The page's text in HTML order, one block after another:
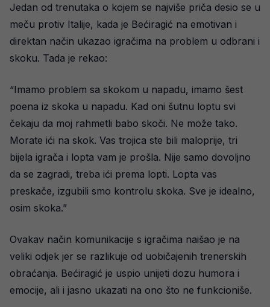
Jedan od trenutaka o kojem se najviše priča desio se u
meču protiv Italije, kada je Bećiragić na emotivan i
direktan način ukazao igračima na problem u odbrani i
skoku. Tada je rekao:
“Imamo problem sa skokom u napadu, imamo šest
poena iz skoka u napadu. Kad oni šutnu loptu svi
čekaju da moj rahmetli babo skoči. Ne može tako.
Morate ići na skok. Vas trojica ste bili maloprije, tri
bijela igrača i lopta vam je prošla. Nije samo dovoljno
da se zagradi, treba ići prema lopti. Lopta vas
preskače, izgubili smo kontrolu skoka. Sve je idealno,
osim skoka.”
Ovakav način komunikacije s igračima naišao je na
veliki odjek jer se razlikuje od uobičajenih trenerskih
obraćanja. Bećiragić je uspio unijeti dozu humora i
emocije, ali i jasno ukazati na ono što ne funkcioniše.